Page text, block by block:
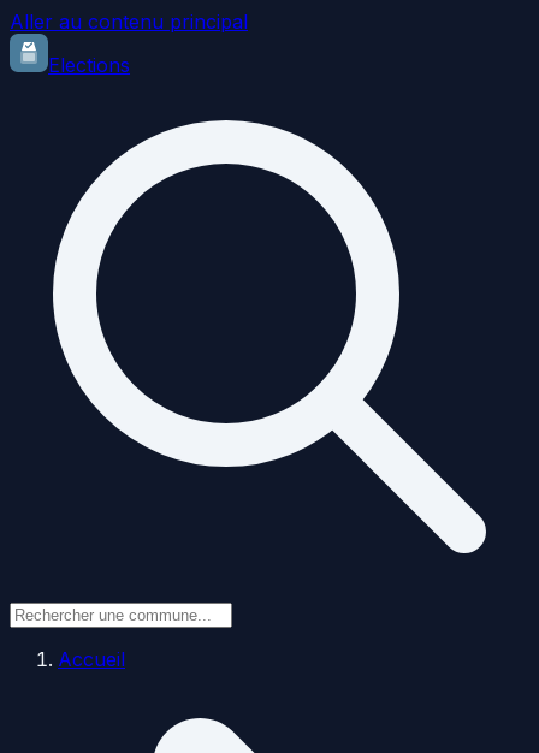
Aller au contenu principal
Elections
Accueil